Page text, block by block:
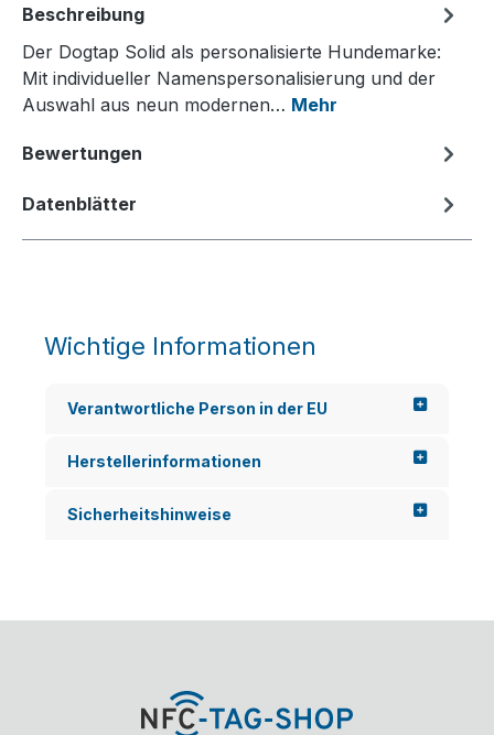
Beschreibung
Der Dogtap Solid als personalisierte Hundemarke:
Mit individueller Namenspersonalisierung und der
Auswahl aus neun modernen… Mehr
Bewertungen
Datenblätter
Wichtige Informationen
Verantwortliche Person in der EU
Herstellerinformationen
Sicherheitshinweise